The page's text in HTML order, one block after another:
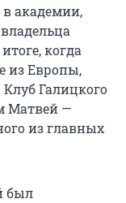
академии,
когда
из Европы,
Галицкого
Матвей —
из главных
был